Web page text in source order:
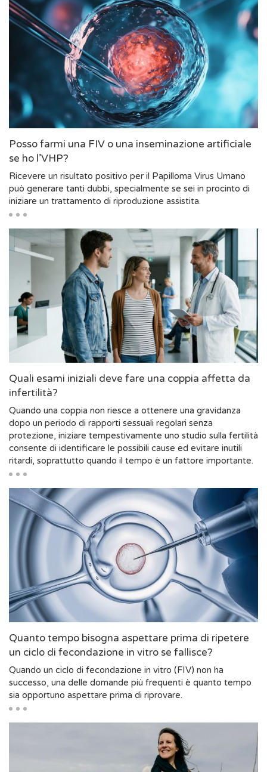
Posso farmi una FIV o una inseminazione artificiale
se ho l’VHP?
Ricevere un risultato positivo per il Papilloma Virus Umano
può generare tanti dubbi, specialmente se sei in procinto di
iniziare un trattamento di riproduzione assistita.
Quali esami iniziali deve fare una coppia affetta da
infertilità?
Quando una coppia non riesce a ottenere una gravidanza
dopo un periodo di rapporti sessuali regolari senza
protezione, iniziare tempestivamente uno studio sulla fertilità
consente di identificare le possibili cause ed evitare inutili
ritardi, soprattutto quando il tempo è un fattore importante.
Quanto tempo bisogna aspettare prima di ripetere
un ciclo di fecondazione in vitro se fallisce?
Quando un ciclo di fecondazione in vitro (FIV) non ha
successo, una delle domande più frequenti è quanto tempo
sia opportuno aspettare prima di riprovare.